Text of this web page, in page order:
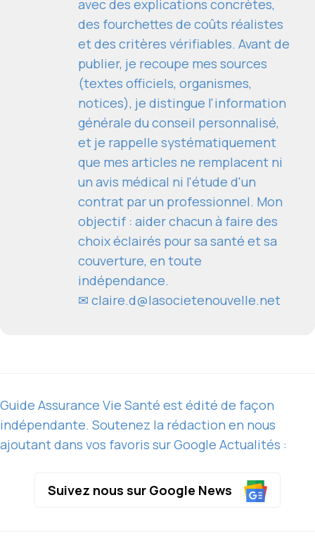
avec des explications concrètes,
des fourchettes de coûts réalistes
et des critères vérifiables. Avant de
publier, je recoupe mes sources
(textes officiels, organismes,
notices), je distingue l'information
générale du conseil personnalisé,
et je rappelle systématiquement
que mes articles ne remplacent ni
un avis médical ni l'étude d'un
contrat par un professionnel. Mon
objectif : aider chacun à faire des
choix éclairés pour sa santé et sa
couverture, en toute
indépendance.
✉ claire.d@lasocietenouvelle.net
Guide Assurance Vie Santé est édité de façon
indépendante. Soutenez la rédaction en nous
ajoutant dans vos favoris sur Google Actualités :
Suivez nous sur Google News